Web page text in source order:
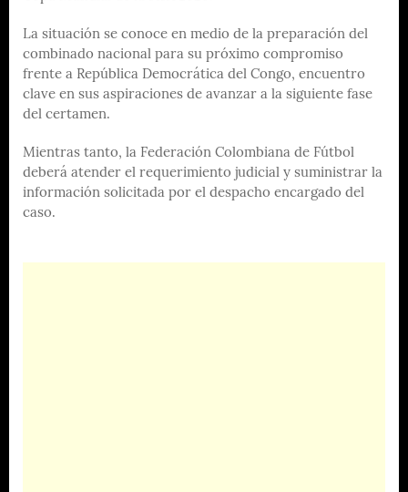
La situación se conoce en medio de la preparación del
combinado nacional para su próximo compromiso
frente a República Democrática del Congo, encuentro
clave en sus aspiraciones de avanzar a la siguiente fase
del certamen.
Mientras tanto, la Federación Colombiana de Fútbol
deberá atender el requerimiento judicial y suministrar la
información solicitada por el despacho encargado del
caso.